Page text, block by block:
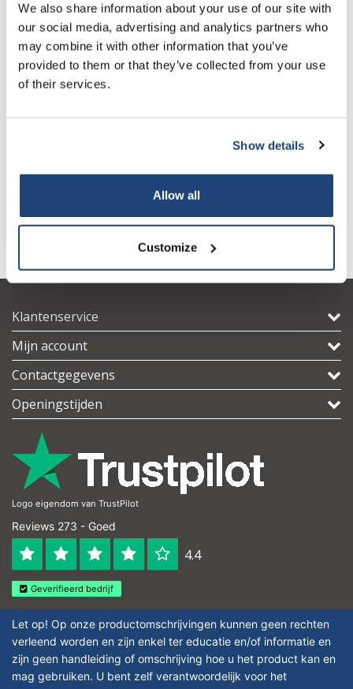
We also share information about your use of our site with
our social media, advertising and analytics partners who
may combine it with other information that you’ve
provided to them or that they’ve collected from your use
of their services.
Show details
Allow all
Customize
Wegwerphandschoenen
Nitril evo
€20,74
Klantenservice
Mijn account
Contactgegevens
Openingstijden
Logo eigendom van TrustPilot
Reviews 273 - Goed
4.4
Geverifieerd bedrijf
Let op! Op onze productomschrijvingen kunnen geen rechten
verleend worden en zijn enkel ter educatie en/of informatie en
zijn geen handleiding of omschrijving hoe u het product kan en
mag gebruiken. U bent zelf verantwoordelijk voor het